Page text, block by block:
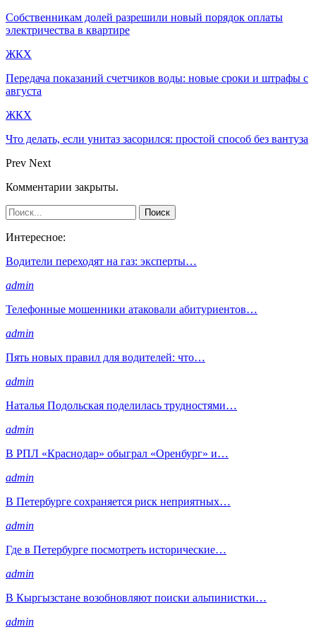
Собственникам долей разрешили новый порядок оплаты
электричества в квартире
ЖКХ
Передача показаний счетчиков воды: новые сроки и штрафы с
августа
ЖКХ
Что делать, если унитаз засорился: простой способ без вантуза
Prev Next
Комментарии закрыты.
Интересное:
Водители переходят на газ: эксперты…
admin
Телефонные мошенники атаковали абитуриентов…
admin
Пять новых правил для водителей: что…
admin
Наталья Подольская поделилась трудностями…
admin
В РПЛ «Краснодар» обыграл «Оренбург» и…
admin
В Петербурге сохраняется риск неприятных…
admin
Где в Петербурге посмотреть исторические…
admin
В Кыргызстане возобновляют поиски альпинистки…
admin